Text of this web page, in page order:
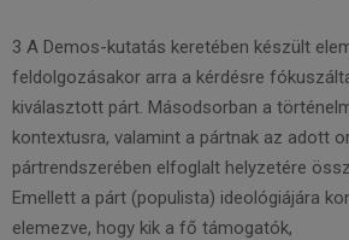
3 A Demos-kutatás keretében készült
feldolgozásakor arra a kérdésre
kiválasztott párt. Másodsorban a
kontextusra, valamint a pártnak az adott
pártrendszerében elfoglalt helyzetére
Emellett a párt (populista) ideológiájára
elemezve, hogy kik a fő támogatók,